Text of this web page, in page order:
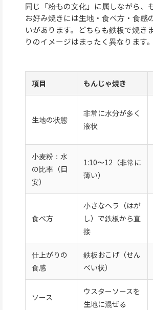
同じ「粉もの文化」に属しながら、
お好み焼きには生地・食べ方・食感
いがあります。どちらも鉄板で焼き
りのイメージはまったく異なります。
項目 もんじゃ焼き
生地の状態
非常に水分が多く
液状
小麦粉：水
の比率（目
安）
1:10〜12（非常に
薄い）
食べ方
小さなヘラ（はが
し）で鉄板から直
接
仕上がりの
食感
鉄板おこげ（せん
べい状）
ソース
ウスターソースを
生地に混ぜる